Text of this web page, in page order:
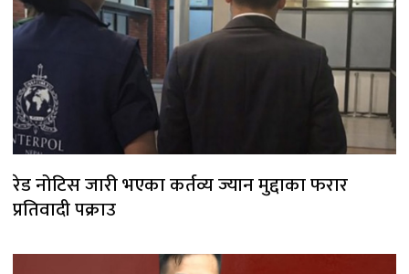
रेड नोटिस जारी भएका कर्तव्य ज्यान मुद्दाका फरार
प्रतिवादी पक्राउ